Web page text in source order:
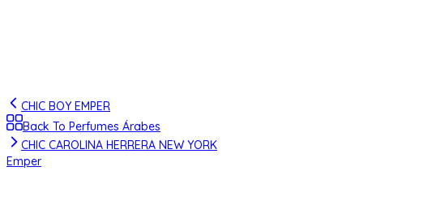
CHIC BOY EMPER
Back To Perfumes Árabes
CHIC CAROLINA HERRERA NEW YORK
Emper